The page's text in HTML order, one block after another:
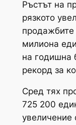
Ръстът на
рязкото
продажбите
милиона
на годишна
рекорд за
Сред тях
725 200
увеличение